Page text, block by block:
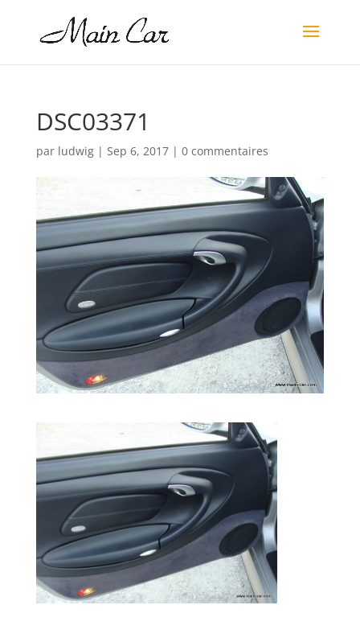
DSC03371
par ludwig| Sep 6, 2017| 0 commentaires